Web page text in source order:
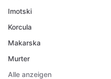
Imotski
Korcula
Makarska
Murter
Alle anzeigen